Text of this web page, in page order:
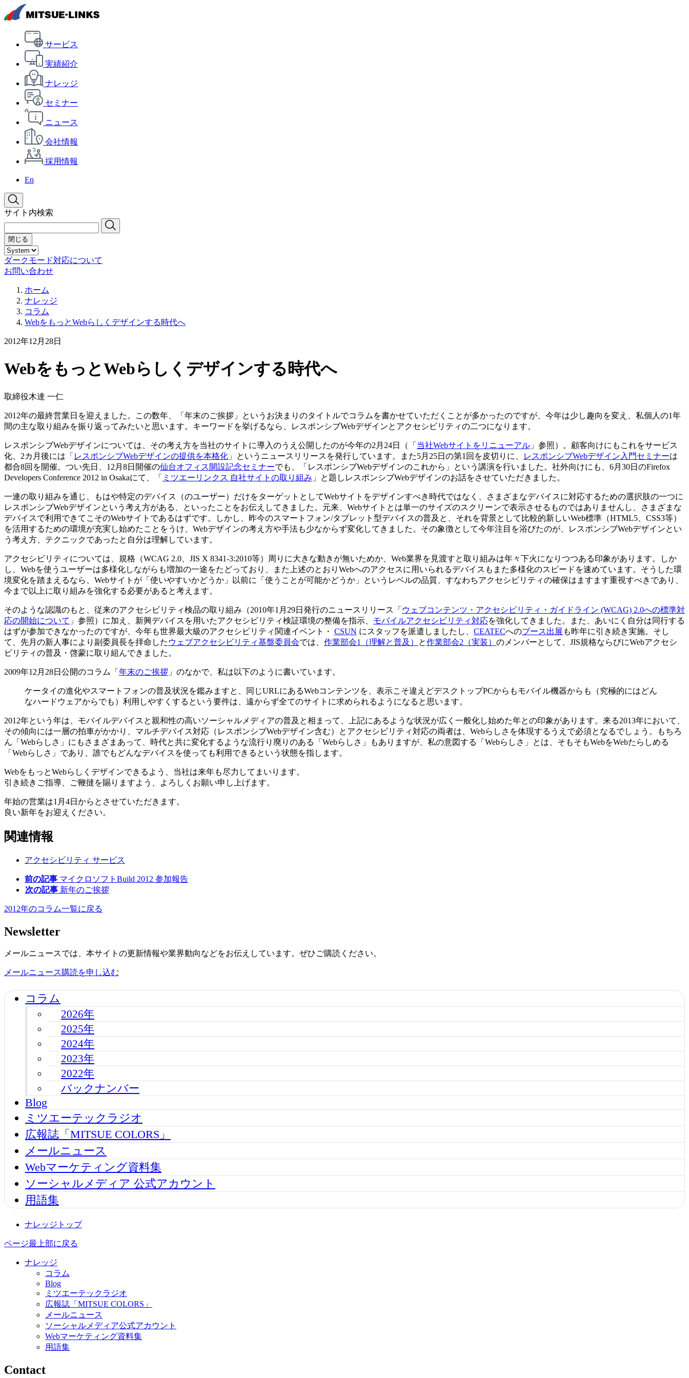
サービス
実績紹介
ナレッジ
セミナー
ニュース
会社情報
採用情報
En
サイト内検索
閉じる
ダークモード対応について
お問い合わせ
ホーム
ナレッジ
コラム
WebをもっとWebらしくデザインする時代へ
2012年12月28日
WebをもっとWebらしくデザインする時代へ
取締役木達 一仁
2012年の最終営業日を迎えました。この数年、「年末のご挨拶」というお決まりのタイトルでコラムを書かせていただくことが多かったのですが、今年は少し趣向を変え、私個人の1年
間の主な取り組みを振り返ってみたいと思います。キーワードを挙げるなら、レスポンシブWebデザインとアクセシビリティの二つになります。
レスポンシブWebデザインについては、その考え方を当社のサイトに導入のうえ公開したのが今年の2月24日（「 当社Webサイトをリニューアル 」参照）。顧客向けにもこれをサービス
化、2カ月後には「 レスポンシブWebデザインの提供を本格化 」というニュースリリースを発行しています。また5月25日の第1回を皮切りに、 レスポンシブWebデザイン入門セミナーは
都合8回を開催。つい先日、12月8日開催の仙台オフィス開設記念セミナーでも、「レスポンシブWebデザインのこれから」という講演を行いました。社外向けにも、6月30日のFirefox
Developers Conference 2012 in Osakaにて、「 ミツエーリンクス 自社サイトの取り組み 」と題しレスポンシブWebデザインのお話をさせていただきました。
一連の取り組みを通じ、もはや特定のデバイス（のユーザー）だけをターゲットとしてWebサイトをデザインすべき時代ではなく、さまざまなデバイスに対応するための選択肢の一つに
レスポンシブWebデザインという考え方がある、といったことをお伝えしてきました。元来、Webサイトとは単一のサイズのスクリーンで表示させるものではありませんし、さまざまな
デバイスで利用できてこそのWebサイトであるはずです。しかし、昨今のスマートフォン/タブレット型デバイスの普及と、それを背景として比較的新しいWeb標準（HTML5、CSS3等）
を活用するための環境が充実し始めたことをうけ、Webデザインの考え方や手法も少なからず変化してきました。その象徴として今年注目を浴びたのが、レスポンシブWebデザインとい
う考え方、テクニックであったと自分は理解しています。
アクセシビリティについては、規格（WCAG 2.0、JIS X 8341-3:2010等）周りに大きな動きが無いためか、Web業界を見渡すと取り組みは年々下火になりつつある印象があります。しか
し、Webを使うユーザーは多様化しながらも増加の一途をたどっており、また上述のとおりWebへのアクセスに用いられるデバイスもまた多様化のスピードを速めています。そうした環
境変化を踏まえるなら、Webサイトが「使いやすいかどうか」以前に「使うことが可能かどうか」というレベルの品質、すなわちアクセシビリティの確保はますます重視すべきであり、
今まで以上に取り組みを強化する必要があると考えます。
そのような認識のもと、従来のアクセシビリティ検品の取り組み（2010年1月29日発行のニュースリリース「 ウェブコンテンツ・アクセシビリティ・ガイドライン (WCAG) 2.0への標準対
応の開始について 」参照）に加え、新興デバイスを用いたアクセシビリティ検証環境の整備を指示、 モバイルアクセシビリティ対応を強化してきました。また、あいにく自分は同行する
はずが参加できなかったのですが、今年も世界最大級のアクセシビリティ関連イベント・ CSUN にスタッフを派遣しましたし、 CEATECへのブース出展 も昨年に引き続き実施。そし
て、先月の新人事により副委員長を拝命した ウェブアクセシビリティ基盤委員会では、 作業部会1（理解と普及） と作業部会2（実装） のメンバーとして、JIS規格ならびにWebアクセシ
ビリティの普及・啓蒙に取り組んできました。
2009年12月28日公開のコラム「 年末のご挨拶 」のなかで、私は以下のように書いています。
ケータイの進化やスマートフォンの普及状況を鑑みますと、同じURLにあるWebコンテンツを、表示こそ違えどデスクトップPCからもモバイル機器からも（究極的にはどん
なハードウェアからでも）利用しやすくするという要件は、遠からず全てのサイトに求められるようになると思います。
2012年という年は、モバイルデバイスと親和性の高いソーシャルメディアの普及と相まって、上記にあるような状況が広く一般化し始めた年との印象があります。来る2013年において、
その傾向には一層の拍車がかかり、マルチデバイス対応（レスポンシブWebデザイン含む）とアクセシビリティ対応の両者は、Webらしさを体現するうえで必須となるでしょう。もちろ
ん「Webらしさ」にもさまざまあって、時代と共に変化するような流行り廃りのある「Webらしさ」もありますが、私の意図する「Webらしさ」とは、そもそもWebをWebたらしめる
「Webらしさ」であり、誰でもどんなデバイスを使っても利用できるという状態を指します。
WebをもっとWebらしくデザインできるよう、当社は来年も尽力してまいります。
引き続きご指導、ご鞭撻を賜りますよう、よろしくお願い申し上げます。
年始の営業は1月4日からとさせていただきます。
良い新年をお迎えください。
関連情報
アクセシビリティ サービス
前の記事 マイクロソフトBuild 2012 参加報告
次の記事 新年のご挨拶
2012年のコラム一覧に戻る
Newsletter
メールニュースでは、本サイトの更新情報や業界動向などをお伝えしています。ぜひご購読ください。
メールニュース購読を申し込む
コラム
2026年
2025年
2024年
2023年
2022年
バックナンバー
Blog
ミツエーテックラジオ
広報誌「MITSUE COLORS」
メールニュース
Webマーケティング資料集
ソーシャルメディア 公式アカウント
用語集
ナレッジトップ
ページ最上部に戻る
ナレッジ
コラム
Blog
ミツエーテックラジオ
広報誌「MITSUE COLORS」
メールニュース
ソーシャルメディア公式アカウント
Webマーケティング資料集
用語集
Contact